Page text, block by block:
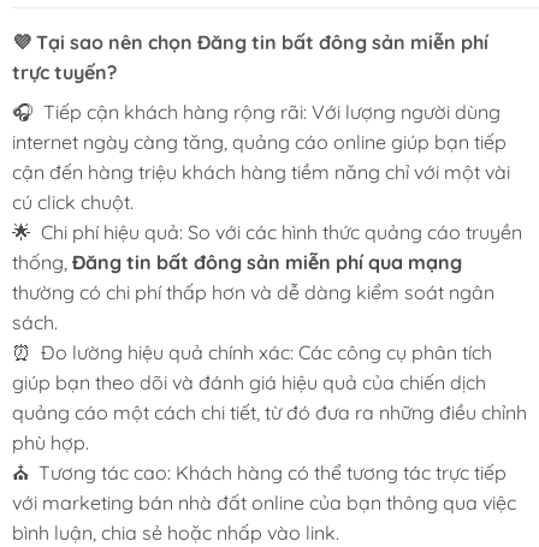
💜 Tại sao nên chọn Đăng tin bất đông sản miễn phí
trực tuyến?
🎧 Tiếp cận khách hàng rộng rãi: Với lượng người dùng
internet ngày càng tăng, quảng cáo online giúp bạn tiếp
cận đến hàng triệu khách hàng tiềm năng chỉ với một vài
cú click chuột.
🌟 Chi phí hiệu quả: So với các hình thức quảng cáo truyền
thống, Đăng tin bất đông sản miễn phí qua mạng
thường có chi phí thấp hơn và dễ dàng kiểm soát ngân
sách.
⏰ Đo lường hiệu quả chính xác: Các công cụ phân tích
giúp bạn theo dõi và đánh giá hiệu quả của chiến dịch
quảng cáo một cách chi tiết, từ đó đưa ra những điều chỉnh
phù hợp.
⛪ Tương tác cao: Khách hàng có thể tương tác trực tiếp
với marketing bán nhà đất online của bạn thông qua việc
bình luận, chia sẻ hoặc nhấp vào link.